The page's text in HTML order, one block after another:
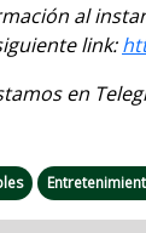
al
link:
en